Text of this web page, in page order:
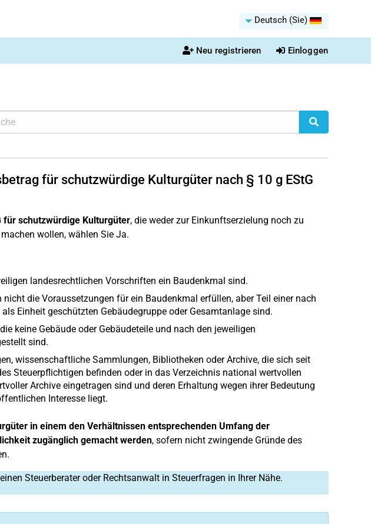
Deutsch (Sie)
Neu registrieren Einloggen
für schutzwürdige Kulturgüter nach § 10 g EStG
für schutzwürdige Kulturgüter, die weder zur Einkunftserzielung noch zu
wollen, wählen Sie Ja.
landesrechtlichen Vorschriften ein Baudenkmal sind.
die Voraussetzungen für ein Baudenkmal erfüllen, aber Teil einer nach
Einheit geschützten Gebäudegruppe oder Gesamtanlage sind.
keine Gebäude oder Gebäudeteile und nach den jeweiligen
sind.
wissenschaftliche Sammlungen, Bibliotheken oder Archive, die sich seit
Steuerpflichtigen befinden oder in das Verzeichnis national wertvollen
Archive eingetragen sind und deren Erhaltung wegen ihrer Bedeutung
Interesse liegt.
in einem den Verhältnissen entsprechenden Umfang der
zugänglich gemacht werden, sofern nicht zwingende Gründe des
Steuerberater oder Rechtsanwalt in Steuerfragen in Ihrer Nähe.